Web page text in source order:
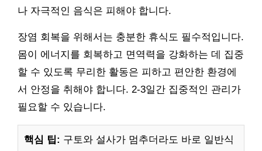
나 자극적인 음식은 피해야 합니다.
장염 회복을 위해서는 충분한 휴식도 필수적입니다.
몸이 에너지를 회복하고 면역력을 강화하는 데 집중
할 수 있도록 무리한 활동은 피하고 편안한 환경에
서 안정을 취해야 합니다. 2-3일간 집중적인 관리가
필요할 수 있습니다.
핵심 팁: 구토와 설사가 멈추더라도 바로 일반식